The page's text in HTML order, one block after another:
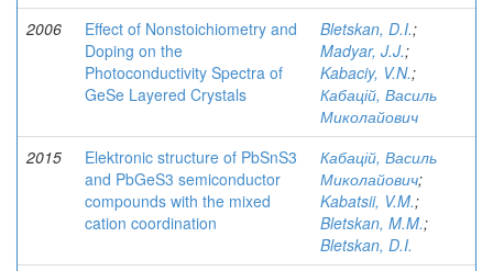
2006
Effect of Nonstoichiometry and
Doping on the
Photoconductivity Spectra of
GeSe Layered Crystals
Bletskan, D.I.;
Madyar, J.J.;
Kabaciy, V.N.;
Кабацій, Василь
Миколайович
2015
Elektronic structure of PbSnS3
and PbGeS3 semiconductor
compounds with the mixed
cation coordination
Кабацій, Василь
Миколайович;
Kabatsii, V.M.;
Bletskan, M.M.;
Bletskan, D.I.